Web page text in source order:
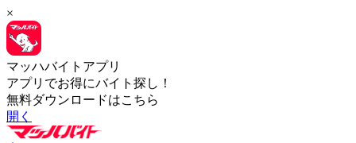
×
マッハバイトアプリ
アプリでお得にバイト探し！
無料ダウンロードはこちら
開く